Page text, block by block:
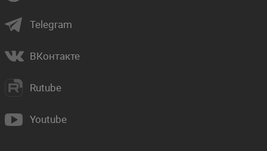
Telegram
ВКонтакте
Rutube
Youtube